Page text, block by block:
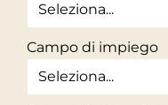
Seleziona...
Campo di impiego
Seleziona...